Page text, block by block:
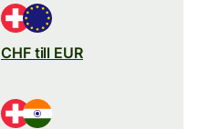
CHF till EUR